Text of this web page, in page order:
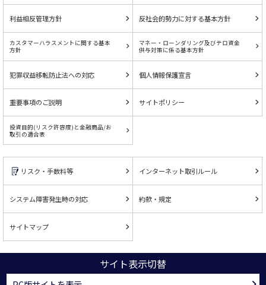
利益相反管理方針 反社会的勢力に対する基本方針
カスタマーハラスメントに関する基本
方針
マネー・ローンダリング及びテロ資金
供与対策に係る基本方針
犯罪収益移転防止法への対応 個人情報保護宣言
重要事項のご説明 サイトポリシー
投資目的(リスク許容度)と金融商品/お
取引の適合表
リスク・手数料等 インターネット取引ルール
システム障害発生時の対応 約款・規定
サイトマップ
サイト表示切替